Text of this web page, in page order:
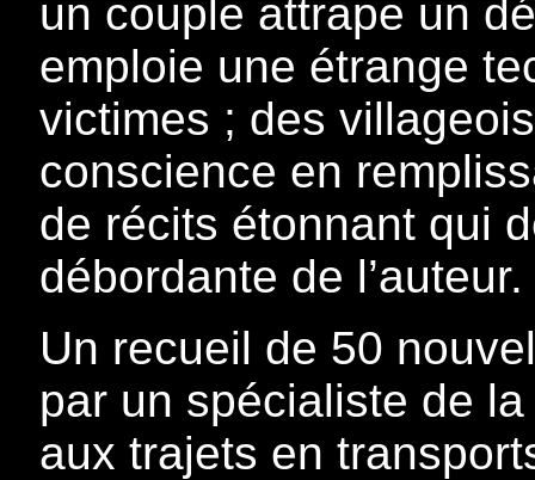
un couple attrape un
emploie une étrange
victimes ; des
conscience en
de récits étonnant qui
débordante de l’auteur.
Un recueil de 50
par un spécialiste de
aux trajets en